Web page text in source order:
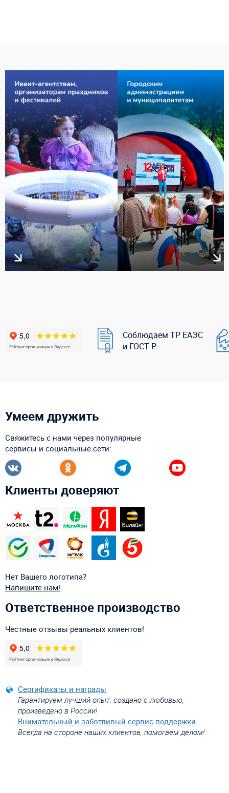
Соблюдаем ТР ЕАЭС
и ГОСТ Р
Умеем дружить
Свяжитесь с нами через популярные
сервисы и социальные сети:
Клиенты доверяют
Нет Вашего логотипа?
Напишите нам!
Ответственное производство
Честные отзывы реальных клиентов!
Сертификаты и награды
Гарантируем лучший опыт: создано с любовью,
произведено в России!
Внимательный и заботливый сервис поддержки
Всегда на стороне наших клиентов, помогаем делом!